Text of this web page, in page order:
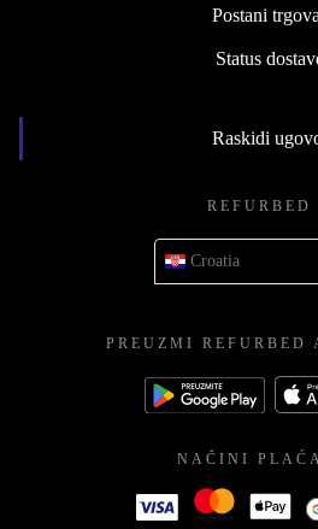
Postani
Status
Raskidi
REFURBED
Croatia
PREUZMI REFURBED
NAČINI